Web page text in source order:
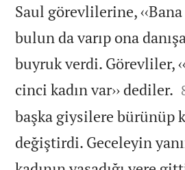
Saul görevlilerine,
bulun da varıp ona
buyruk verdi. Görevliler,
cinci kadın var›› dediler.
başka giysilere bürünüp
değiştirdi. Geceleyin